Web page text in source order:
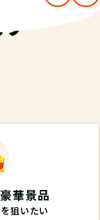
豪華景品
を狙いたい